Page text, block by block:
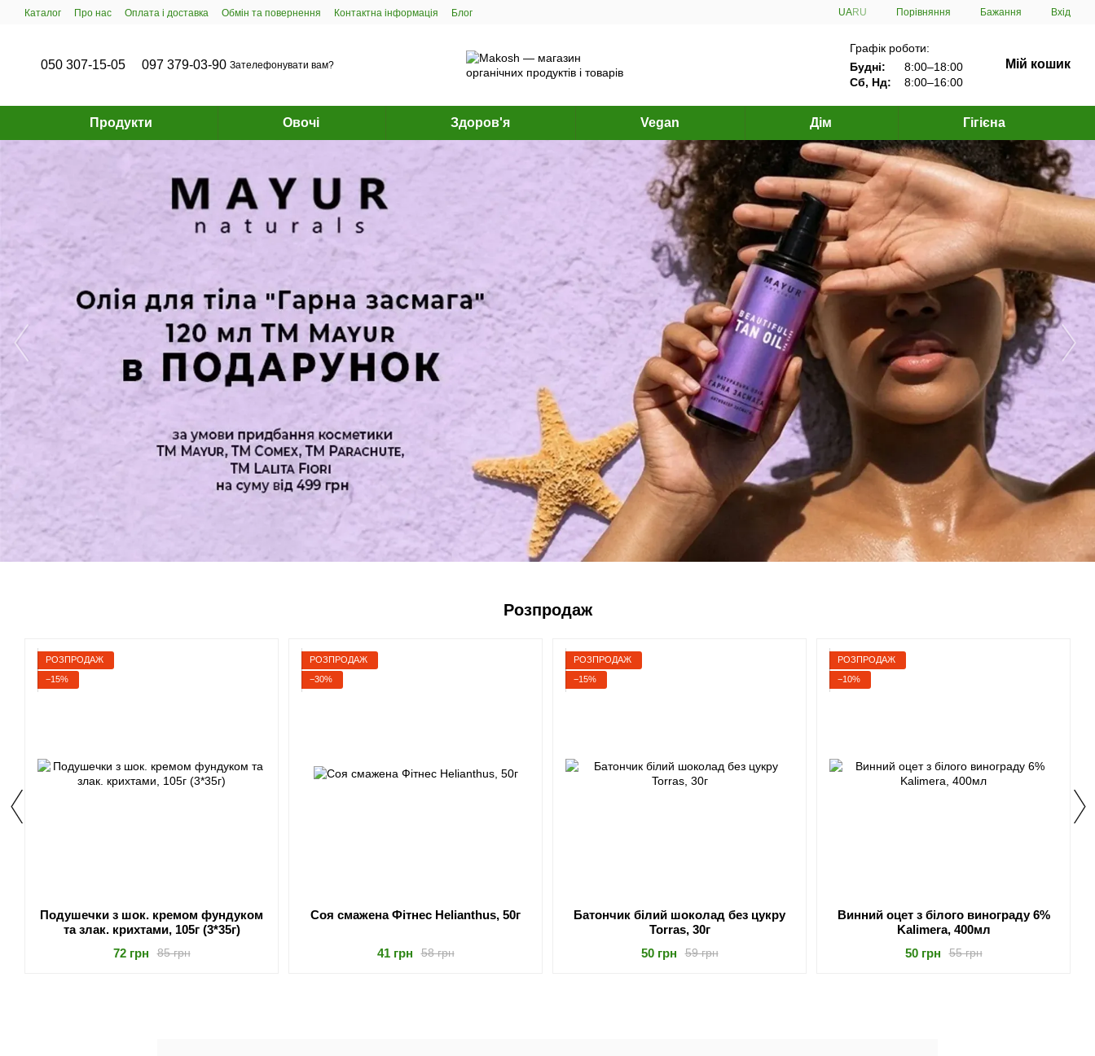
Перейти до основного контенту
Каталог Про нас Оплата і доставка Обмін та повернення Контактна інформація Блог UARU Порівняння Бажання Вхід
050 307-15-05 097 379-03-90 Зателефонувати вам?
Графік роботи:
Будні:
8:00–18:00
Сб, Нд:
8:00–16:00
Мій кошик
Продукти Овочі Здоров'я Vegan Дім Гігієна
Розпродаж
РОЗПРОДАЖ
−15%
Подушечки з шок. кремом фундуком
та злак. крихтами, 105г (3*35г)
85 грн
72 грн
РОЗПРОДАЖ
−30%
Соя смажена Фітнес Helianthus, 50г
58 грн
41 грн
РОЗПРОДАЖ
−15%
Батончик білий шоколад без цукру
Torras, 30г
59 грн
50 грн
РОЗПРОДАЖ
−10%
Винний оцет з білого винограду 6%
Kalimera, 400мл
55 грн
50 грн